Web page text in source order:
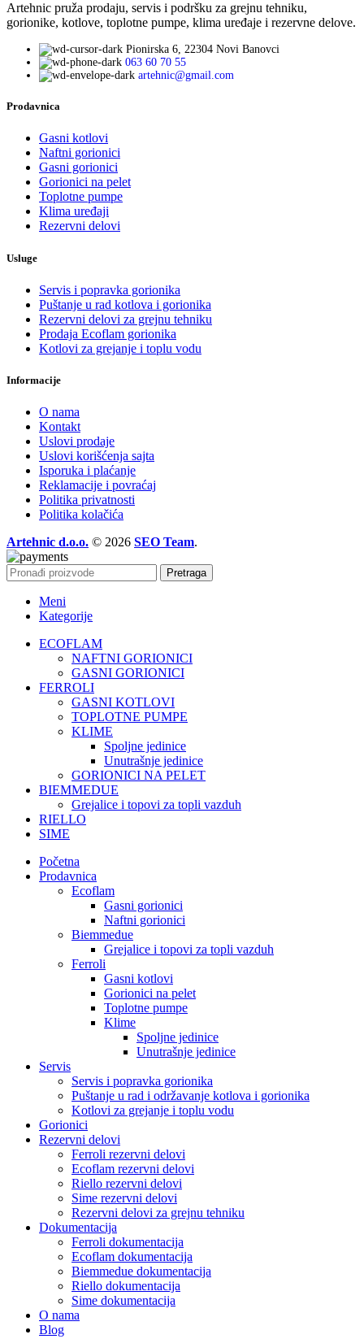
Artehnic pruža prodaju, servis i podršku za grejnu tehniku,
gorionike, kotlove, toplotne pumpe, klima uređaje i rezervne delove.
Pionirska 6, 22304 Novi Banovci
063 60 70 55
artehnic@gmail.com
Prodavnica
Gasni kotlovi
Naftni gorionici
Gasni gorionici
Gorionici na pelet
Toplotne pumpe
Klima uređaji
Rezervni delovi
Usluge
Servis i popravka gorionika
Puštanje u rad kotlova i gorionika
Rezervni delovi za grejnu tehniku
Prodaja Ecoflam gorionika
Kotlovi za grejanje i toplu vodu
Informacije
O nama
Kontakt
Uslovi prodaje
Uslovi korišćenja sajta
Isporuka i plaćanje
Reklamacije i povraćaj
Politika privatnosti
Politika kolačića
Artehnic d.o.o. © 2026 SEO Team.
Pretraga
Meni
Kategorije
ECOFLAM
NAFTNI GORIONICI
GASNI GORIONICI
FERROLI
GASNI KOTLOVI
TOPLOTNE PUMPE
KLIME
Spoljne jedinice
Unutrašnje jedinice
GORIONICI NA PELET
BIEMMEDUE
Grejalice i topovi za topli vazduh
RIELLO
SIME
Početna
Prodavnica
Ecoflam
Gasni gorionici
Naftni gorionici
Biemmedue
Grejalice i topovi za topli vazduh
Ferroli
Gasni kotlovi
Gorionici na pelet
Toplotne pumpe
Klime
Spoljne jedinice
Unutrašnje jedinice
Servis
Servis i popravka gorionika
Puštanje u rad i održavanje kotlova i gorionika
Kotlovi za grejanje i toplu vodu
Gorionici
Rezervni delovi
Ferroli rezervni delovi
Ecoflam rezervni delovi
Riello rezervni delovi
Sime rezervni delovi
Rezervni delovi za grejnu tehniku
Dokumentacija
Ferroli dokumentacija
Ecoflam dokumentacija
Biemmedue dokumentacija
Riello dokumentacija
Sime dokumentacija
O nama
Blog